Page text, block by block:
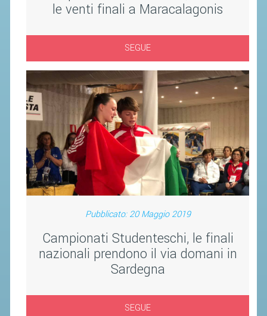
le venti finali a Maracalagonis
SEGUE
Pubblicato: 20 Maggio 2019
Campionati Studenteschi, le finali
nazionali prendono il via domani in
Sardegna
SEGUE
ACCEDI AL TESSERAMENTO ON
ASSICURAZIONE
MODULI
AFFILIARE UN ESD
GARE ED EVENTI
CALENDARIO
COMUNICATI
ALBO D'ORO CAMPIONATI ITALIANI
CAMPIONATI A SQUADRE
CLASSIFICHE NAZIONALI
CLASSIFICHE 2013-2020
MANIFESTAZIONI SPORTIVE